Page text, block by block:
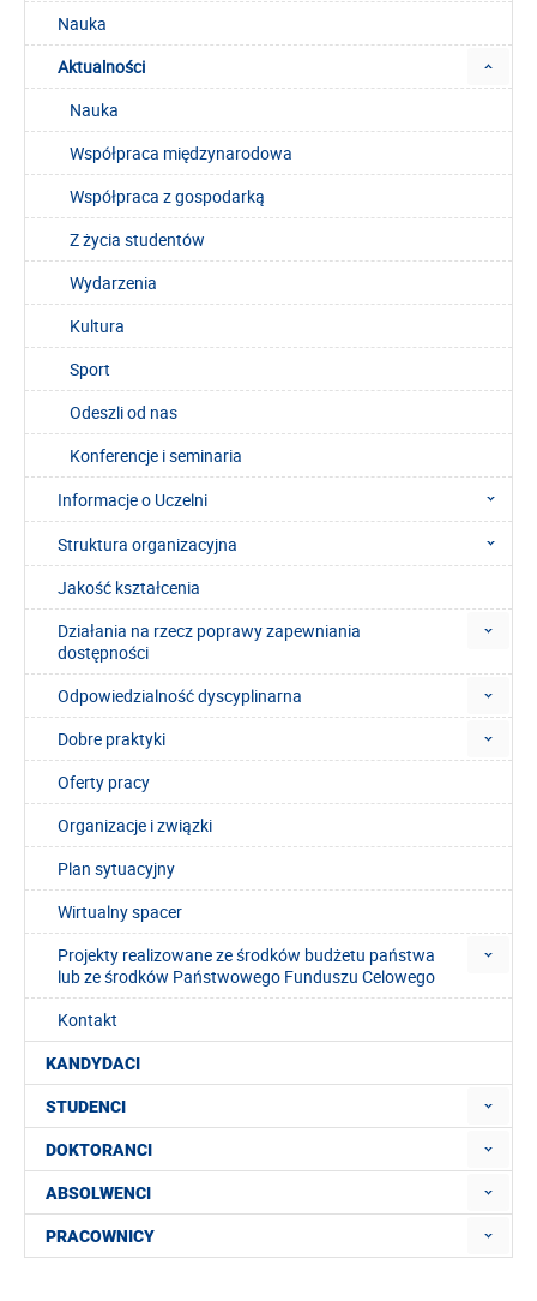
Nauka
Aktualności
Nauka
Współpraca międzynarodowa
Współpraca z gospodarką
Z życia studentów
Wydarzenia
Kultura
Sport
Odeszli od nas
Konferencje i seminaria
Informacje o Uczelni
Struktura organizacyjna
Jakość kształcenia
Działania na rzecz poprawy zapewniania
dostępności
Odpowiedzialność dyscyplinarna
Dobre praktyki
Oferty pracy
Organizacje i związki
Plan sytuacyjny
Wirtualny spacer
Projekty realizowane ze środków budżetu państwa
lub ze środków Państwowego Funduszu Celowego
Kontakt
KANDYDACI
STUDENCI
DOKTORANCI
ABSOLWENCI
PRACOWNICY